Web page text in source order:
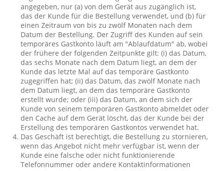
angegeben, nur (a) von dem Gerät aus zugänglich ist,
das der Kunde für die Bestellung verwendet, und (b) für
einen Zeitraum von bis zu zwölf Monaten nach dem
Datum der Bestellung. Der Zugriff des Kunden auf sein
temporäres Gastkonto läuft am "Ablaufdatum" ab, wobei
der frühere der folgenden Zeitpunkte gilt: (i) das Datum,
das sechs Monate nach dem Datum liegt, an dem der
Kunde das letzte Mal auf das temporäre Gastkonto
zugegriffen hat; (ii) das Datum, das zwölf Monate nach
dem Datum liegt, an dem das temporäre Gastkonto
erstellt wurde; oder (iii) das Datum, an dem sich der
Kunde von seinem temporären Gastkonto abmeldet oder
den Cache auf dem Gerät löscht, das der Kunde bei der
Erstellung des temporären Gastkontos verwendet hat.
Das Geschäft ist berechtigt, die Bestellung zu stornieren,
wenn das Angebot nicht mehr verfügbar ist, wenn der
Kunde eine falsche oder nicht funktionierende
Telefonnummer oder andere Kontaktinformationen